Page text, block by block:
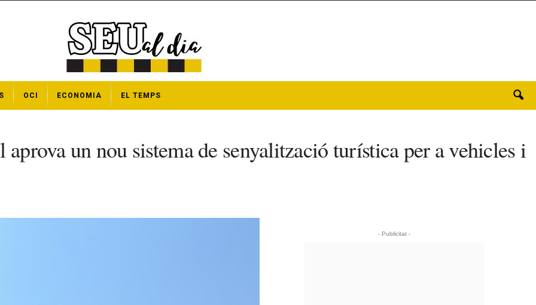
OCI ECONOMIA EL TEMPS
aprova un nou sistema de senyalització turística per a vehicles i
- Publicitat -